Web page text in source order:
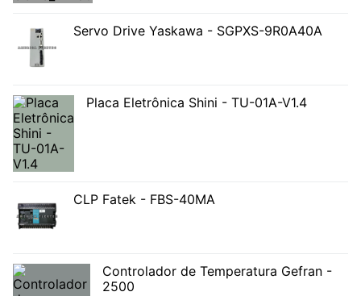
Servo Drive Yaskawa - SGPXS-9R0A40A
Placa Eletrônica Shini - TU-01A-V1.4
CLP Fatek - FBS-40MA
Controlador de Temperatura Gefran -
2500